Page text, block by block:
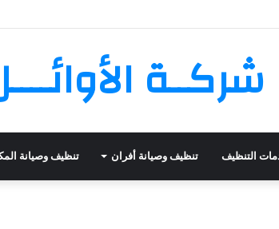
شركــة الأوائــــل
التنظيف تنظيف وصيانة أفران تنظيف وصيانة